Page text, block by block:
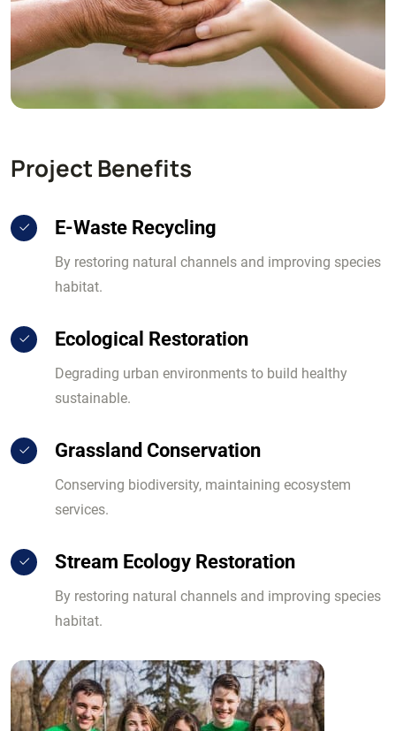
Project Benefits
E-Waste Recycling
By restoring natural channels and improving species
habitat.
Ecological Restoration
Degrading urban environments to build healthy
sustainable.
Grassland Conservation
Conserving biodiversity, maintaining ecosystem
services.
Stream Ecology Restoration
By restoring natural channels and improving species
habitat.